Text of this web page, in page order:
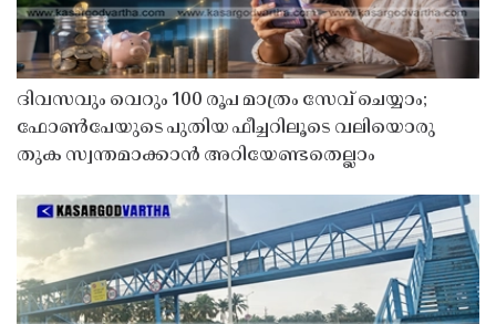
ദിവസവും വെറും 100 രൂപ മാത്രം സേവ് ചെയ്യാം;
ഫോൺപേയുടെ പുതിയ ഫീച്ചറിലൂടെ വലിയൊരു
തുക സ്വന്തമാക്കാൻ അറിയേണ്ടതെല്ലാം